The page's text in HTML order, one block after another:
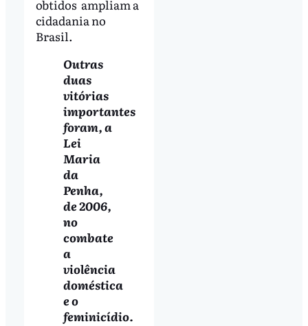
obtidos ampliam a
cidadania no
Brasil.
Outras
duas
vitórias
importantes
foram, a
Lei
Maria
da
Penha,
de 2006,
no
combate
a
violência
doméstica
e o
feminicídio.